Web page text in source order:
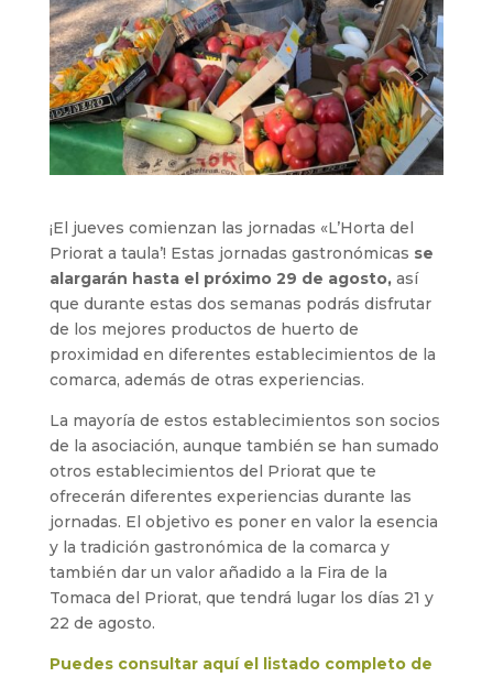
¡El jueves comienzan las jornadas «L’Horta del
Priorat a taula’! Estas jornadas gastronómicas se
alargarán hasta el próximo 29 de agosto,así
que durante estas dos semanas podrás disfrutar
de los mejores productos de huerto de
proximidad en diferentes establecimientos de la
comarca, además de otras experiencias.
La mayoría de estos establecimientos son socios
de la asociación, aunque también se han sumado
otros establecimientos del Priorat que te
ofrecerán diferentes experiencias durante las
jornadas. El objetivo es poner en valor la esencia
y la tradición gastronómica de la comarca y
también dar un valor añadido a la Fira de la
Tomaca del Priorat, que tendrá lugar los días 21 y
22 de agosto.
Puedes consultar aquí el listado completo de